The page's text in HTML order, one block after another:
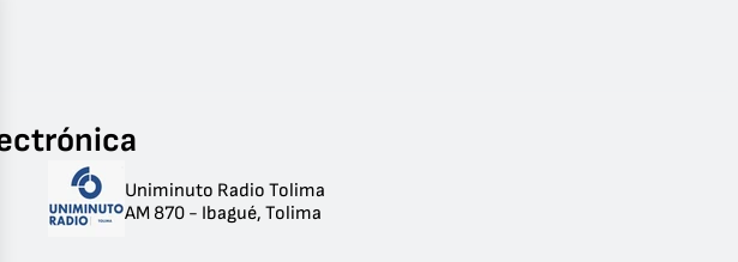
Uniminuto Radio Tolima
AM 870 - Ibagué, Tolima